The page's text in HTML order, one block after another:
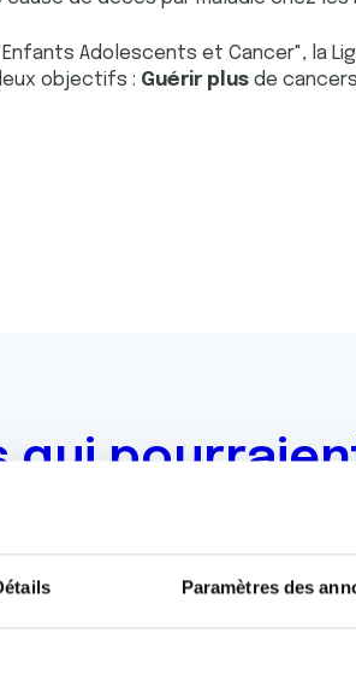
Paramètres des
Adolescents et Cancer", la
objectifs : Guérir plus de
qui